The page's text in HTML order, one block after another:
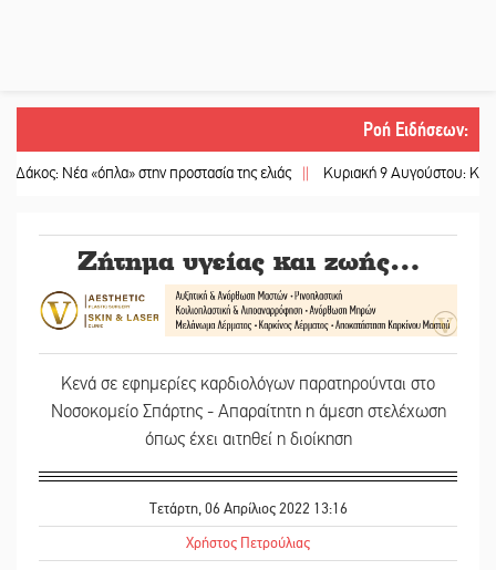
Ροή Ειδήσεων:
Νέα «όπλα» στην προστασία της ελιάς || Κυριακή 9 Αυγούστου:
Ζήτημα υγείας και ζωής…
Κενά σε εφημερίες καρδιολόγων παρατηρούνται στο
Νοσοκομείο Σπάρτης - Απαραίτητη η άμεση στελέχωση
όπως έχει αιτηθεί η διοίκηση
Τετάρτη, 06 Απρίλιος 2022 13:16
Χρήστος Πετρούλιας